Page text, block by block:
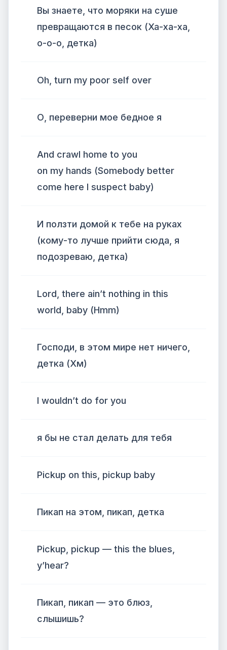
Вы знаете, что моряки на суше
превращаются в песок (Ха-ха-ха,
о-о-о, детка)
Oh, turn my poor self over
О, переверни мое бедное я
And crawl home to you
on my hands (Somebody better
come here I suspect baby)
И ползти домой к тебе на руках
(кому-то лучше прийти сюда, я
подозреваю, детка)
Lord, there ain’t nothing in this
world, baby (Hmm)
Господи, в этом мире нет ничего,
детка (Хм)
I wouldn’t do for you
я бы не стал делать для тебя
Pickup on this, pickup baby
Пикап на этом, пикап, детка
Pickup, pickup — this the blues,
y’hear?
Пикап, пикап — это блюз,
слышишь?